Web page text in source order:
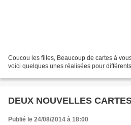
Coucou les filles, Beaucoup de cartes à
voici quelques unes réalisées pour
DEUX NOUVELLES
Publié le 24/08/2014 à 18:00